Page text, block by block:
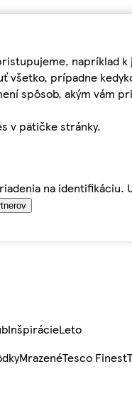
všetko, prípadne
spôsob, akým vám
v pätičke stránky.
na
InšpirácieLeto
MrazenéTesco Finest